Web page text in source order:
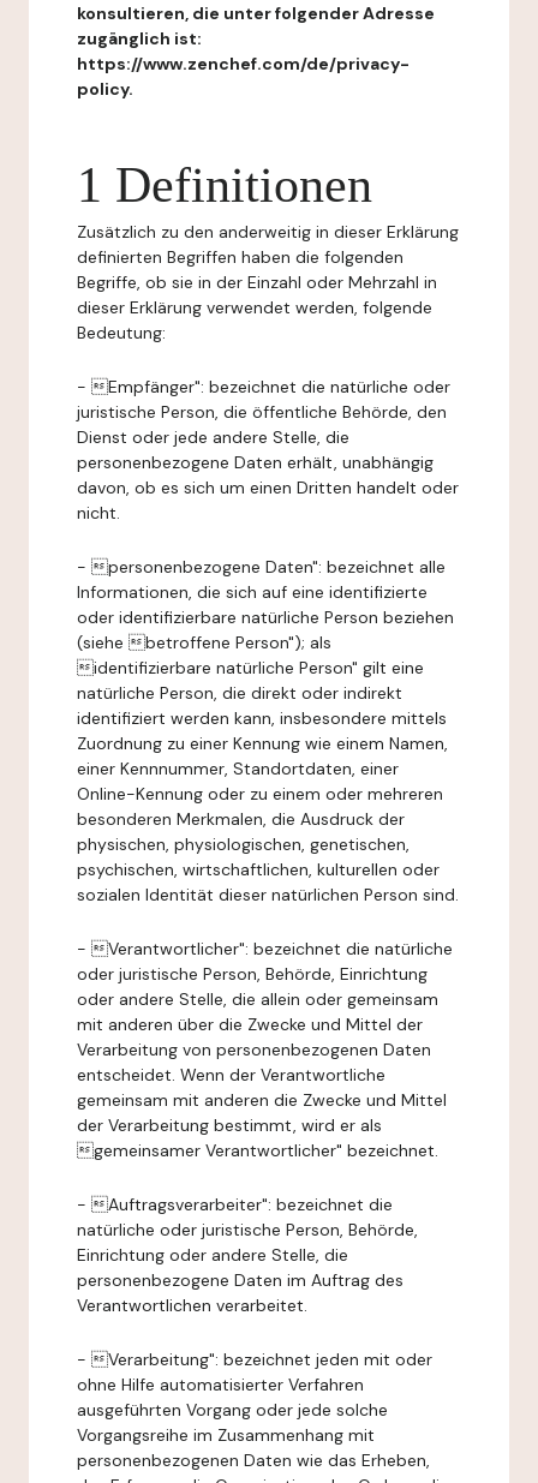
konsultieren, die unter folgender Adresse
zugänglich ist:
https://www.zenchef.com/de/privacy-
policy.
1 Definitionen
Zusätzlich zu den anderweitig in dieser Erklärung
definierten Begriffen haben die folgenden
Begriffe, ob sie in der Einzahl oder Mehrzahl in
dieser Erklärung verwendet werden, folgende
Bedeutung:
- Empfänger": bezeichnet die natürliche oder
juristische Person, die öffentliche Behörde, den
Dienst oder jede andere Stelle, die
personenbezogene Daten erhält, unabhängig
davon, ob es sich um einen Dritten handelt oder
nicht.
- personenbezogene Daten": bezeichnet alle
Informationen, die sich auf eine identifizierte
oder identifizierbare natürliche Person beziehen
(siehe betroffene Person"); als
identifizierbare natürliche Person" gilt eine
natürliche Person, die direkt oder indirekt
identifiziert werden kann, insbesondere mittels
Zuordnung zu einer Kennung wie einem Namen,
einer Kennnummer, Standortdaten, einer
Online-Kennung oder zu einem oder mehreren
besonderen Merkmalen, die Ausdruck der
physischen, physiologischen, genetischen,
psychischen, wirtschaftlichen, kulturellen oder
sozialen Identität dieser natürlichen Person sind.
- Verantwortlicher": bezeichnet die natürliche
oder juristische Person, Behörde, Einrichtung
oder andere Stelle, die allein oder gemeinsam
mit anderen über die Zwecke und Mittel der
Verarbeitung von personenbezogenen Daten
entscheidet. Wenn der Verantwortliche
gemeinsam mit anderen die Zwecke und Mittel
der Verarbeitung bestimmt, wird er als
gemeinsamer Verantwortlicher" bezeichnet.
- Auftragsverarbeiter": bezeichnet die
natürliche oder juristische Person, Behörde,
Einrichtung oder andere Stelle, die
personenbezogene Daten im Auftrag des
Verantwortlichen verarbeitet.
- Verarbeitung": bezeichnet jeden mit oder
ohne Hilfe automatisierter Verfahren
ausgeführten Vorgang oder jede solche
Vorgangsreihe im Zusammenhang mit
personenbezogenen Daten wie das Erheben,